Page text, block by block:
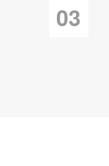
03